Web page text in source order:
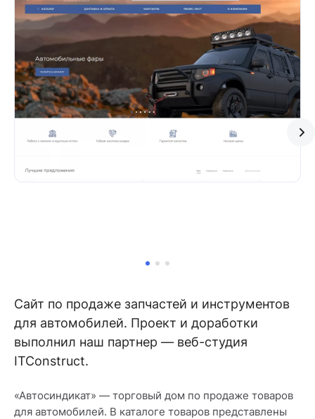
Сайт по продаже запчастей и инструментов
для автомобилей. Проект и доработки
выполнил наш партнер — веб-студия
ITConstruct.
«Автосиндикат» — торговый дом по продаже товаров
для автомобилей. В каталоге товаров представлены